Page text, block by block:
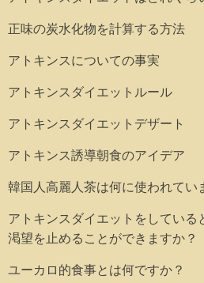
正味の炭水化物を計算する方法
アトキンスについての事実
アトキンスダイエットルール
アトキンスダイエットデザート
アトキンス誘導朝食のアイデア
韓国人高麗人茶は何に使われてい
アトキンスダイエットをしてい
渇望を止めることができますか？
ユーカロ的食事とは何ですか？